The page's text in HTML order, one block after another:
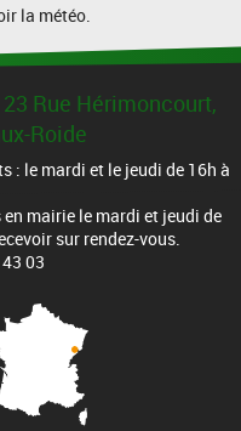
la météo.
Rue Hérimoncourt,
Roide
: le mardi et le jeudi de 16h à
mairie le mardi et jeudi de
sur rendez-vous.
03